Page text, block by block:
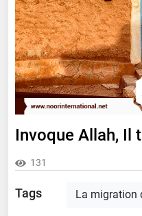
Invoque Allah, Il
131
Tags La migration